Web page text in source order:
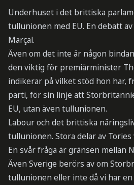
Underhuset i det brittiska
tullunionen med EU. En debatt
Marçal.
Även om det inte är någon
den viktig för premiärminister
indikerar på vilket stöd hon har,
parti, för sin linje att
EU, utan även tullunionen.
Labour och det brittiska
tullunionen. Stora delar av Tories
En svår fråga är gränsen mellan
Även Sverige berörs av om
tullunionen eller inte då vi har